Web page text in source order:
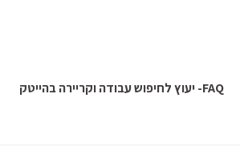
FAQ- יעוץ לחיפוש עבודה וקריירה בהייטק